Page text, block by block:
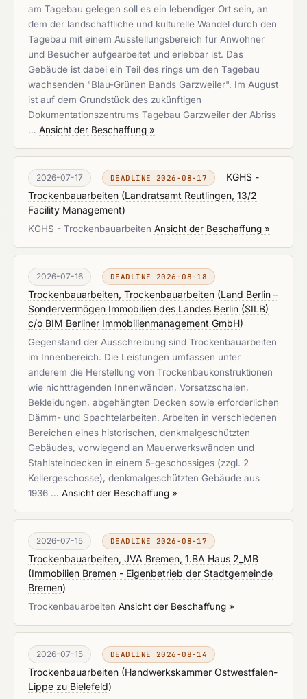
am Tagebau gelegen soll es ein lebendiger Ort sein, an
dem der landschaftliche und kulturelle Wandel durch den
Tagebau mit einem Ausstellungsbereich für Anwohner
und Besucher aufgearbeitet und erlebbar ist. Das
Gebäude ist dabei ein Teil des rings um den Tagebau
wachsenden "Blau-Grünen Bands Garzweiler". Im August
ist auf dem Grundstück des zukünftigen
Dokumentationszentrums Tagebau Garzweiler der Abriss
… Ansicht der Beschaffung »
2026-07-17 DEADLINE 2026-08-17
KGHS -
Trockenbauarbeiten (Landratsamt Reutlingen, 13/2
Facility Management)
KGHS - Trockenbauarbeiten Ansicht der Beschaffung »
2026-07-16 DEADLINE 2026-08-18
Trockenbauarbeiten, Trockenbauarbeiten (Land Berlin –
Sondervermögen Immobilien des Landes Berlin (SILB)
c/o BIM Berliner Immobilienmanagement GmbH)
Gegenstand der Ausschreibung sind Trockenbauarbeiten
im Innenbereich. Die Leistungen umfassen unter
anderem die Herstellung von Trockenbaukonstruktionen
wie nichttragenden Innenwänden, Vorsatzschalen,
Bekleidungen, abgehängten Decken sowie erforderlichen
Dämm- und Spachtelarbeiten. Arbeiten in verschiedenen
Bereichen eines historischen, denkmalgeschützten
Gebäudes, vorwiegend an Mauerwerkswänden und
Stahlsteindecken in einem 5-geschossiges (zzgl. 2
Kellergeschosse), denkmalgeschützten Gebäude aus
1936 … Ansicht der Beschaffung »
2026-07-15 DEADLINE 2026-08-17
Trockenbauarbeiten, JVA Bremen, 1.BA Haus 2_MB
(Immobilien Bremen - Eigenbetrieb der Stadtgemeinde
Bremen)
Trockenbauarbeiten Ansicht der Beschaffung »
2026-07-15 DEADLINE 2026-08-14
Trockenbauarbeiten (Handwerkskammer Ostwestfalen-
Lippe zu Bielefeld)